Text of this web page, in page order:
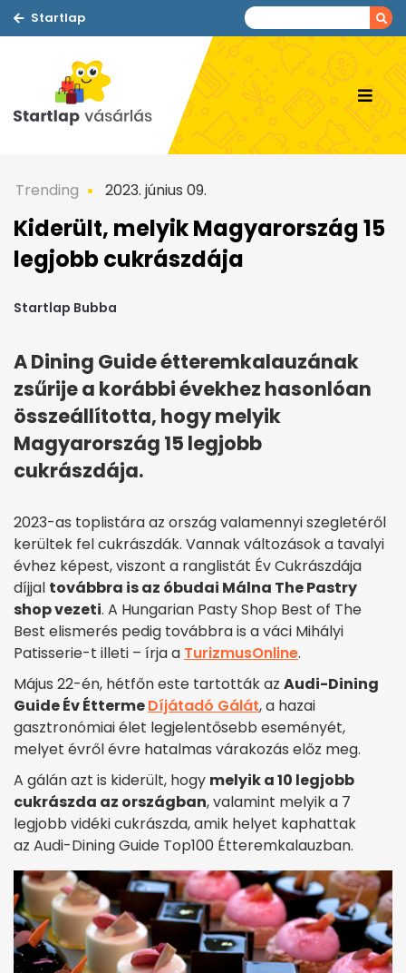
Startlap
Trending 2023. június 09.
Kiderült, melyik Magyarország 15
legjobb cukrászdája
Startlap Bubba
A Dining Guide étteremkalauzának
zsűrije a korábbi évekhez hasonlóan
összeállította, hogy melyik
Magyarország 15 legjobb
cukrászdája.
2023-as toplistára az ország valamennyi szegletéről
kerültek fel cukrászdák. Vannak változások a tavalyi
évhez képest, viszont a ranglistát Év Cukrászdája
díjjal továbbra is az óbudai Málna The Pastry
shop vezeti. A Hungarian Pasty Shop Best of The
Best elismerés pedig továbbra is a váci Mihályi
Patisserie-t illeti – írja a TurizmusOnline.
Május 22-én, hétfőn este tartották az Audi-Dining
Guide Év ÉttermeDíjátadó Gálát, a hazai
gasztronómiai élet legjelentősebb eseményét,
melyet évről évre hatalmas várakozás előz meg.
A gálán azt is kiderült, hogy melyik a 10 legjobb
cukrászda az országban, valamint melyik a 7
legjobb vidéki cukrászda, amik helyet kaphattak
az Audi-Dining Guide Top100 Étteremkalauzban.